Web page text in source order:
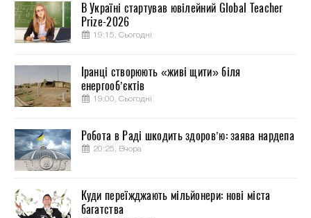
В Україні стартував ювілейний Global Teacher
Prize-2026
19:15, Сьогодні
Іранці створюють «живі щити» біля
енергооб’єктів
19:00, Сьогодні
Робота в Раді шкодить здоров’ю: заява нардепа
20:25, Вчора
Куди переїжджають мільйонери: нові міста
багатства